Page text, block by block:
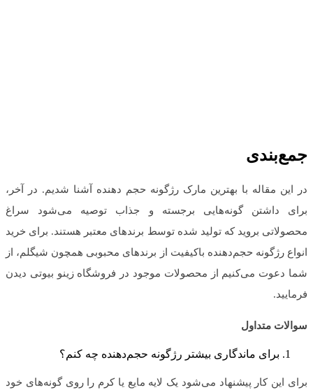
جمع‌بندی
در این مقاله با بهترین مارک رژگونه حجم دهنده آشنا شدیم. در آخر،
برای داشتن گونه‌هایی برجسته و جذاب توصیه می‌شود سراغ
محصولاتی بروید که تولید شده توسط برندهای معتبر هستند. برای خرید
انواع رژگونه حجم‌دهنده باکیفیت از برندهای محبوبی همچون شیگلم، از
شما دعوت می‌کنیم از محصولات موجود در فروشگاه زینو بیوتی دیدن
فرمایید.
سوالات متداول
برای ماندگاری بیشتر رژگونه حجم‌دهنده چه کنم؟
برای این کار پیشنهاد می‌شود یک لایه مایع یا کرم را روی گونه‌های خود